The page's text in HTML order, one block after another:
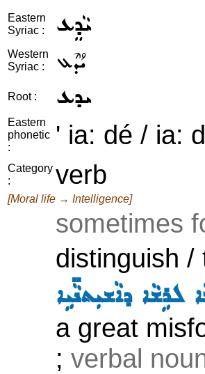
Eastern
Syriac :
ܝܵܕܸܥ
Western
Syriac :
ܝܳܕܶܥ
Root : ܝܕܥ
Eastern
phonetic
:
' ia: dé / ia:
Category
:
verb
[Moral life → Intelligence]
sometimes
distinguish
ܕܐܵܫܝܼܬܢܵ̈ܝܹܐ
a great
; verbal